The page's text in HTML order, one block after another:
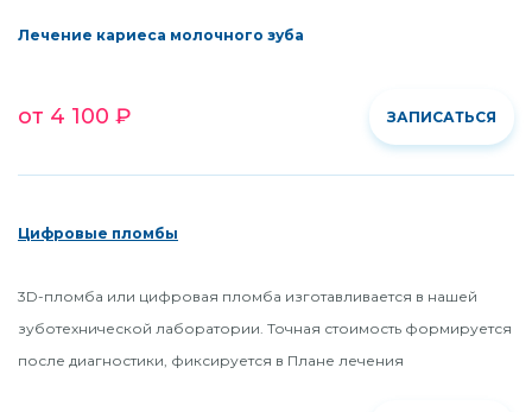
Лечение кариеса молочного зуба
от 4 100 ₽ ЗАПИСАТЬСЯ
Цифровые пломбы
3D-пломба или цифровая пломба изготавливается в нашей
зуботехнической лаборатории. Точная стоимость формируется
после диагностики, фиксируется в Плане лечения